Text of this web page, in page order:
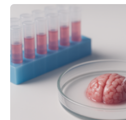
im Journal Circulation,
der Hypertrophen
kann und wie sich durch eine
Herzbelastung und des
Rhythmusstörungen
hypertrophe Kardiomyopathie
erblich bedingte
sich die linke Herzkammer
stark kontrahiert…